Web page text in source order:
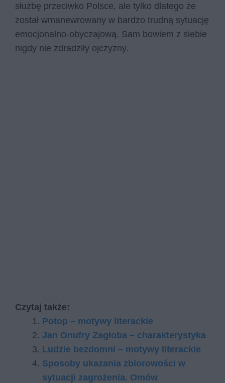
służbę przeciwko Polsce, ale tylko dlatego że
został wmanewrowany w bardzo trudną sytuację
emocjonalno-obyczajową. Sam bowiem z siebie
nigdy nie zdradziły ojczyzny.
Czytaj także:
Potop – motywy literackie
Jan Onufry Zagłoba – charakterystyka
Ludzie bezdomni – motywy literackie
Sposoby ukazania zbiorowości w
sytuacji zagrożenia. Omów